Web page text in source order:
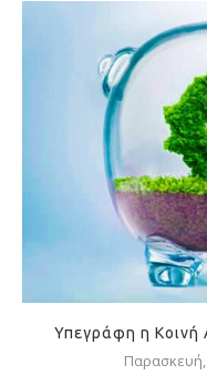
Υπεγράφη η Κοινή
Παρασκευή,